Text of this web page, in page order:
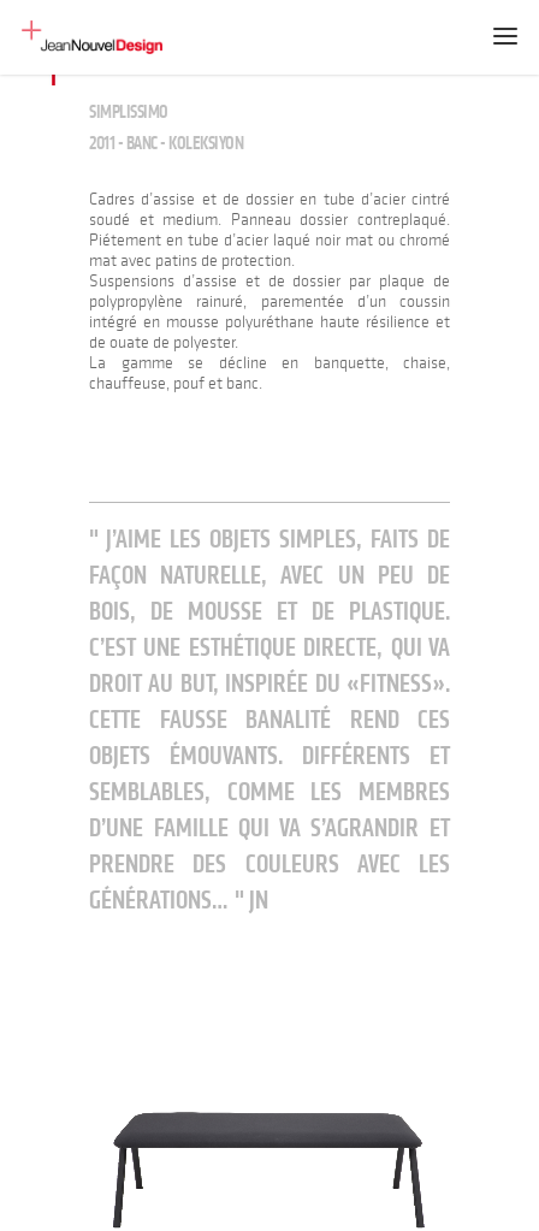
SIMPLISSIMO
2011 - BANC - KOLEKSIYON
Cadres d’assise et de dossier en tube d’acier cintré
soudé et medium. Panneau dossier contreplaqué.
Piétement en tube d’acier laqué noir mat ou chromé
mat avec patins de protection.
Suspensions d’assise et de dossier par plaque de
polypropylène rainuré, parementée d’un coussin
intégré en mousse polyuréthane haute résilience et
de ouate de polyester.
La gamme se décline en banquette, chaise,
chauffeuse, pouf et banc.
J’AIME LES OBJETS SIMPLES, FAITS DE
FAÇON NATURELLE, AVEC UN PEU DE
BOIS, DE MOUSSE ET DE PLASTIQUE.
C’EST UNE ESTHÉTIQUE DIRECTE, QUI VA
DROIT AU BUT, INSPIRÉE DU «FITNESS».
CETTE FAUSSE BANALITÉ REND CES
OBJETS ÉMOUVANTS. DIFFÉRENTS ET
SEMBLABLES, COMME LES MEMBRES
D’UNE FAMILLE QUI VA S’AGRANDIR ET
PRENDRE DES COULEURS AVEC LES
GÉNÉRATIONS…